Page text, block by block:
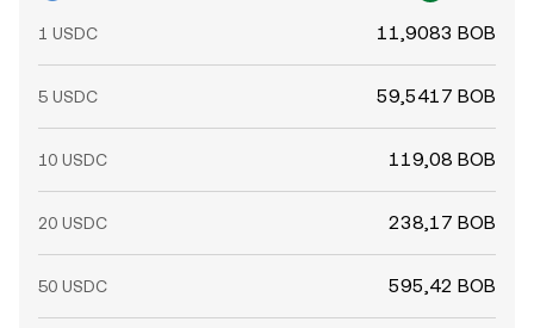
1 USDC 11,9083 BOB
5 USDC 59,5417 BOB
10 USDC 119,08 BOB
20 USDC 238,17 BOB
50 USDC 595,42 BOB